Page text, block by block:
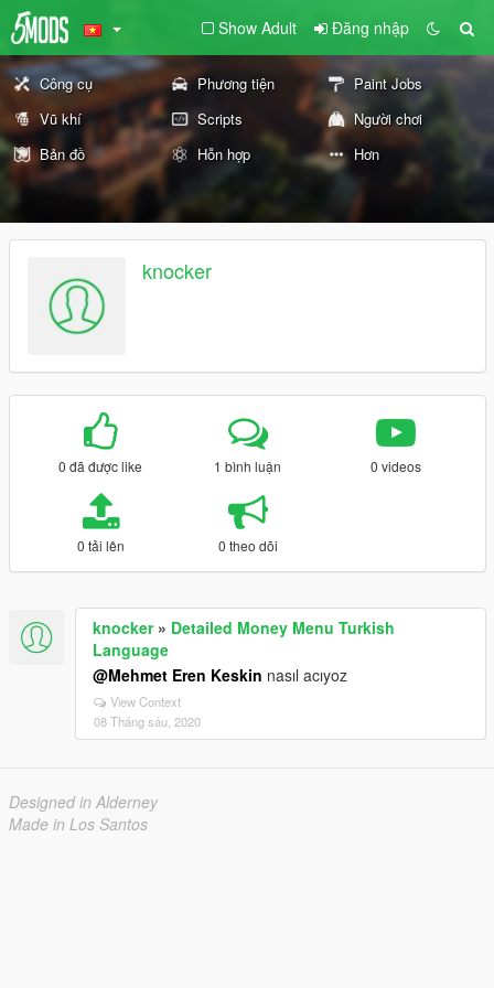
Show Adult Đăng nhập
Công cụ Phương tiện
Paint Jobs
Vũ khí
Scripts
Người chơi
Bản đồ
Hỗn hợp Hơn
knocker
0 đã được like 1 bình luận 0 videos
0 tải lên 0 theo dõi
knocker» Detailed Money Menu Turkish
Language
@Mehmet Eren Keskin nasıl acıyoz
View Context
08 Tháng sáu, 2020
Designed in Alderney
Made in Los Santos